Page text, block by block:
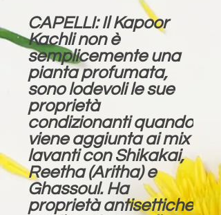
CAPELLI: Il Kapoor
Kachli non è
semplicemente una
pianta profumata,
sono lodevoli le sue
proprietà
condizionanti quando
viene aggiunta ai mix
lavanti con Shikakai,
Reetha (Aritha) e
Ghassoul. Ha
proprietà antisettiche